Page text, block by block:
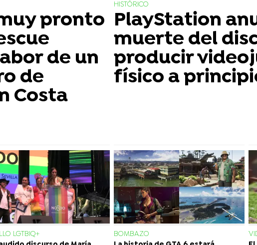
pronto
de un
de
Costa
HISTÓRICO
PlayStation
muerte del
producir
físico a
LGTBIQ+
BOMBAZO